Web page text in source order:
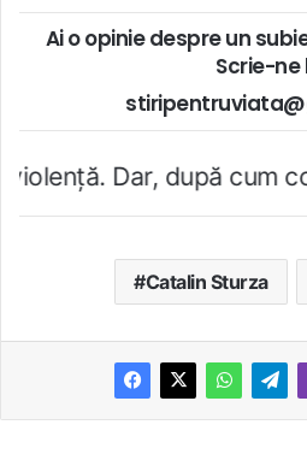
Ai o opinie despre un
Scrie-ne
cum confirmă şi
Catalin Sturza